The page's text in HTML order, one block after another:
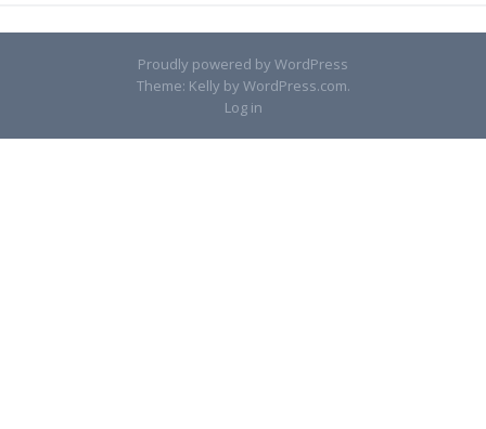
Proudly powered by WordPress
Theme: Kelly by WordPress.com.
Log in